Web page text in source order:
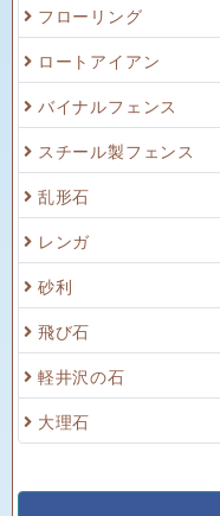
フローリング
ロートアイアン
バイナルフェンス
スチール製フェンス
乱形石
レンガ
砂利
飛び石
軽井沢の石
大理石